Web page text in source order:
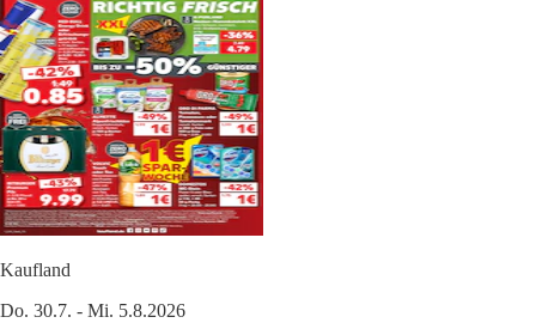
Kaufland
Do. 30.7. - Mi. 5.8.2026